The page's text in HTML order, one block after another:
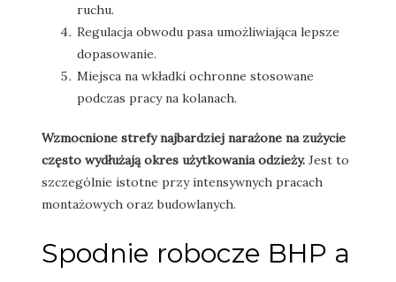
ruchu.
Regulacja obwodu pasa umożliwiająca lepsze
dopasowanie.
Miejsca na wkładki ochronne stosowane
podczas pracy na kolanach.
Wzmocnione strefy najbardziej narażone na zużycie
często wydłużają okres użytkowania odzieży. Jest to
szczególnie istotne przy intensywnych pracach
montażowych oraz budowlanych.
Spodnie robocze BHP a